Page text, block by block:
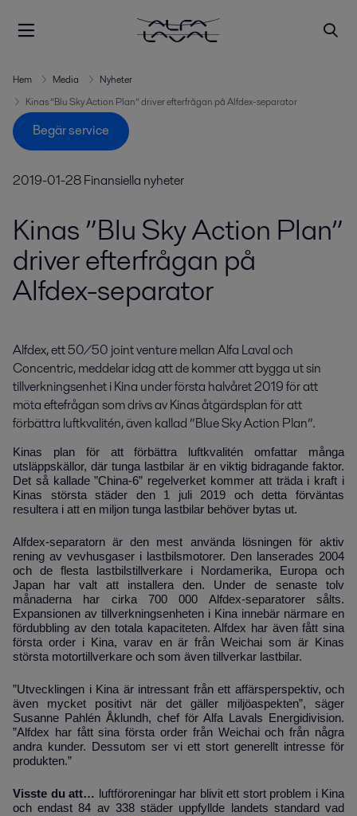
Hem Media
Nyheter
Kinas ”Blu Sky Action Plan” driver efterfrågan på Alfdex-separator
Begär service
2019-01-28Finansiella nyheter
Kinas ”Blu Sky Action Plan”
driver efterfrågan på
Alfdex-separator
Alfdex, ett 50/50 joint venture mellan Alfa Laval och
Concentric, meddelar idag att de kommer att bygga ut sin
tillverkningsenhet i Kina under första halvåret 2019 för att
möta eftefrågan som drivs av Kinas åtgärdsplan för att
förbättra luftkvalitén, även kallad ”Blue Sky Action Plan”.
Kinas plan för att förbättra luftkvalitén omfattar många
utsläppskällor, där tunga lastbilar är en viktig bidragande faktor.
Det så kallade ”China-6” regelverket kommer att träda i kraft i
Kinas största städer den 1 juli 2019 och detta förväntas
resultera i att en miljon tunga lastbilar behöver bytas ut.
Alfdex-separatorn är den mest använda lösningen för aktiv
rening av vevhusgaser i lastbilsmotorer. Den lanserades 2004
och de flesta lastbilstillverkare i Nordamerika, Europa och
Japan har valt att installera den. Under de senaste tolv
månaderna har cirka 700 000 Alfdex-separatorer sålts.
Expansionen av tillverkningsenheten i Kina innebär närmare en
fördubbling av den totala kapaciteten. Alfdex har även fått sina
första order i Kina, varav en är från Weichai som är Kinas
största motortillverkare och som även tillverkar lastbilar.
”Utvecklingen i Kina är intressant från ett affärsperspektiv, och
även mycket positivt när det gäller miljöaspekten”, säger
Susanne Pahlén Åklundh, chef för Alfa Lavals Energidivision.
”Alfdex har fått sina första order från Weichai och från några
andra kunder. Dessutom ser vi ett stort generellt intresse för
produkten.”
Visste du att… luftföroreningar har blivit ett stort problem i Kina
och endast 84 av 338 städer uppfyllde landets standard vad